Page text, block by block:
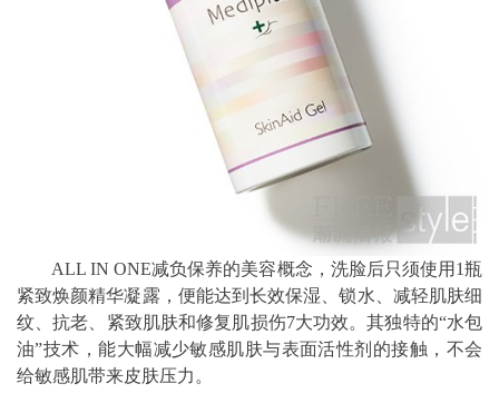
ALL IN ONE减负保养的美容概念，洗脸后只须使用1瓶
紧致焕颜精华凝露，便能达到长效保湿、锁水、减轻肌肤细
纹、抗老、紧致肌肤和修复肌损伤7大功效。其独特的“水包
油”技术，能大幅减少敏感肌肤与表面活性剂的接触，不会
给敏感肌带来皮肤压力。